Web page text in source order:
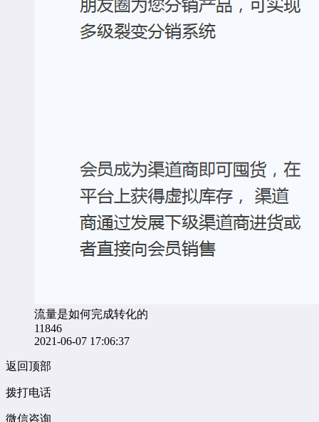
流量是如何完成转化的
11846
2021-06-07 17:06:37
返回顶部
拨打电话
微信咨询